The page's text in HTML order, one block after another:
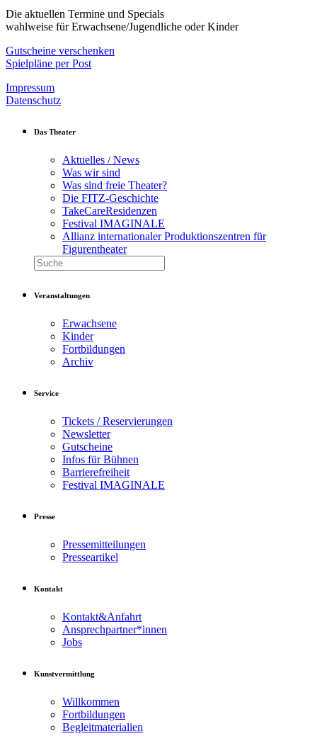
Die aktuellen Termine und Specials
wahlweise für Erwachsene/Jugendliche oder Kinder
Gutscheine verschenken
Spielpläne per Post
Impressum
Datenschutz
Das Theater
Aktuelles / News
Was wir sind
Was sind freie Theater?
Die FITZ-Geschichte
TakeCareResidenzen
Festival IMAGINALE
Allianz internationaler Produktionszentren für
Figurentheater
Veranstaltungen
Erwachsene
Kinder
Fortbildungen
Archiv
Service
Tickets / Reservierungen
Newsletter
Gutscheine
Infos für Bühnen
Barrierefreiheit
Festival IMAGINALE
Presse
Pressemitteilungen
Presseartikel
Kontakt
Kontakt&Anfahrt
Ansprechpartner*innen
Jobs
Kunstvermittlung
Willkommen
Fortbildungen
Begleitmaterialien